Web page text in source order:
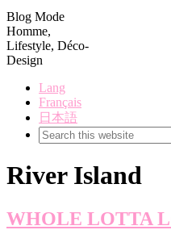
Blog Mode
Homme,
Lifestyle, Déco-
Design
Lang
Français
日本語
Search
this
River Island
WHOLE LOTTA